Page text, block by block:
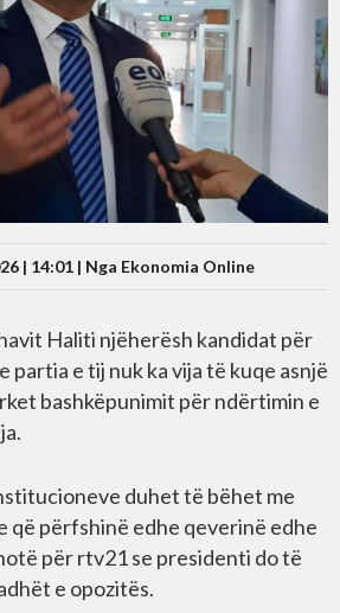
| 14:01 | Nga Ekonomia Online
Haliti njëherësh kandidat për
partia e tij nuk ka vija të kuqe asnjë
bashkëpunimit për ndërtimin e
duhet të bëhet me
që përfshinë edhe qeverinë edhe
për rtv21 se presidenti do të
e opozitës.